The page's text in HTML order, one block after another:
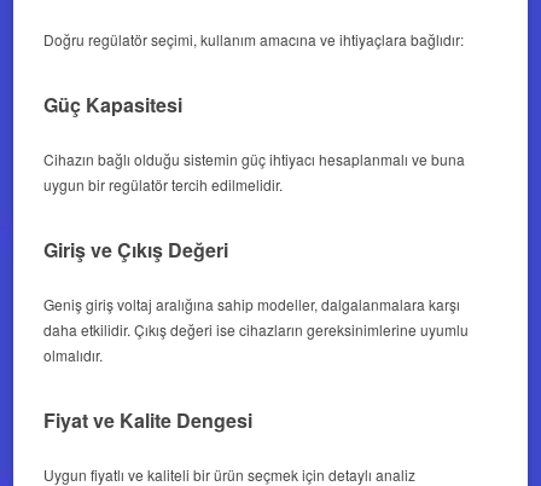
Doğru regülatör seçimi, kullanım amacına ve ihtiyaçlara bağlıdır:
Güç Kapasitesi
Cihazın bağlı olduğu sistemin güç ihtiyacı hesaplanmalı ve buna
uygun bir regülatör tercih edilmelidir.
Giriş ve Çıkış Değeri
Geniş giriş voltaj aralığına sahip modeller, dalgalanmalara karşı
daha etkilidir. Çıkış değeri ise cihazların gereksinimlerine uyumlu
olmalıdır.
Fiyat ve Kalite Dengesi
Uygun fiyatlı ve kaliteli bir ürün seçmek için detaylı analiz